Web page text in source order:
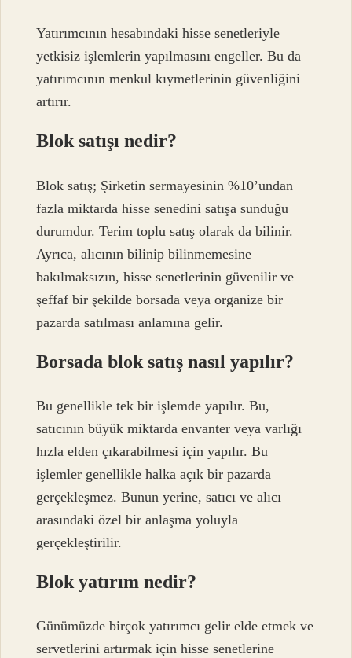
Yatırımcının hesabındaki hisse senetleriyle
yetkisiz işlemlerin yapılmasını engeller. Bu da
yatırımcının menkul kıymetlerinin güvenliğini
artırır.
Blok satışı nedir?
Blok satış; Şirketin sermayesinin %10’undan
fazla miktarda hisse senedini satışa sunduğu
durumdur. Terim toplu satış olarak da bilinir.
Ayrıca, alıcının bilinip bilinmemesine
bakılmaksızın, hisse senetlerinin güvenilir ve
şeffaf bir şekilde borsada veya organize bir
pazarda satılması anlamına gelir.
Borsada blok satış nasıl yapılır?
Bu genellikle tek bir işlemde yapılır. Bu,
satıcının büyük miktarda envanter veya varlığı
hızla elden çıkarabilmesi için yapılır. Bu
işlemler genellikle halka açık bir pazarda
gerçekleşmez. Bunun yerine, satıcı ve alıcı
arasındaki özel bir anlaşma yoluyla
gerçekleştirilir.
Blok yatırım nedir?
Günümüzde birçok yatırımcı gelir elde etmek ve
servetlerini artırmak için hisse senetlerine